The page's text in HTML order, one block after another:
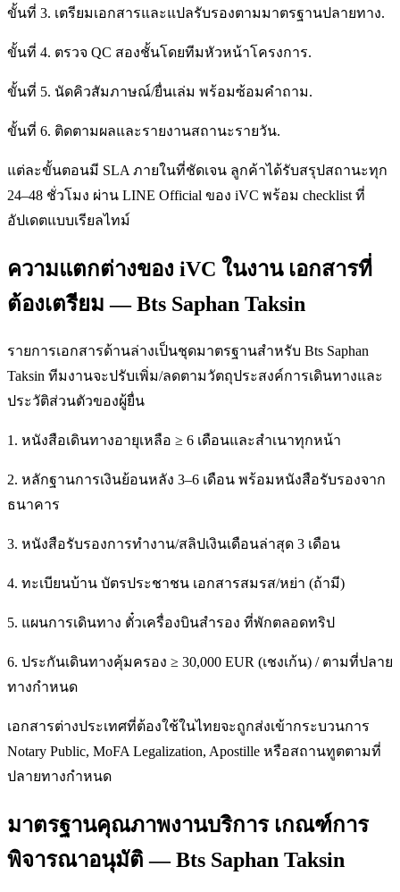
ขั้นที่ 3. เตรียมเอกสารและแปลรับรองตามมาตรฐานปลายทาง.
ขั้นที่ 4. ตรวจ QC สองชั้นโดยทีมหัวหน้าโครงการ.
ขั้นที่ 5. นัดคิวสัมภาษณ์/ยื่นเล่ม พร้อมซ้อมคำถาม.
ขั้นที่ 6. ติดตามผลและรายงานสถานะรายวัน.
แต่ละขั้นตอนมี SLA ภายในที่ชัดเจน ลูกค้าได้รับสรุปสถานะทุก
24–48 ชั่วโมง ผ่าน LINE Official ของ iVC พร้อม checklist ที่
อัปเดตแบบเรียลไทม์
ความแตกต่างของ iVC ในงาน เอกสารที่
ต้องเตรียม — Bts Saphan Taksin
รายการเอกสารด้านล่างเป็นชุดมาตรฐานสำหรับ Bts Saphan
Taksin ทีมงานจะปรับเพิ่ม/ลดตามวัตถุประสงค์การเดินทางและ
ประวัติส่วนตัวของผู้ยื่น
1. หนังสือเดินทางอายุเหลือ ≥ 6 เดือนและสำเนาทุกหน้า
2. หลักฐานการเงินย้อนหลัง 3–6 เดือน พร้อมหนังสือรับรองจาก
ธนาคาร
3. หนังสือรับรองการทำงาน/สลิปเงินเดือนล่าสุด 3 เดือน
4. ทะเบียนบ้าน บัตรประชาชน เอกสารสมรส/หย่า (ถ้ามี)
5. แผนการเดินทาง ตั๋วเครื่องบินสำรอง ที่พักตลอดทริป
6. ประกันเดินทางคุ้มครอง ≥ 30,000 EUR (เชงเก้น) / ตามที่ปลาย
ทางกำหนด
เอกสารต่างประเทศที่ต้องใช้ในไทยจะถูกส่งเข้ากระบวนการ
Notary Public, MoFA Legalization, Apostille หรือสถานทูตตามที่
ปลายทางกำหนด
มาตรฐานคุณภาพงานบริการ เกณฑ์การ
พิจารณาอนุมัติ — Bts Saphan Taksin